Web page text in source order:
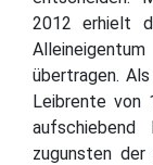
2012 erhielt
übertragen.
Leibrente von
zugunsten der